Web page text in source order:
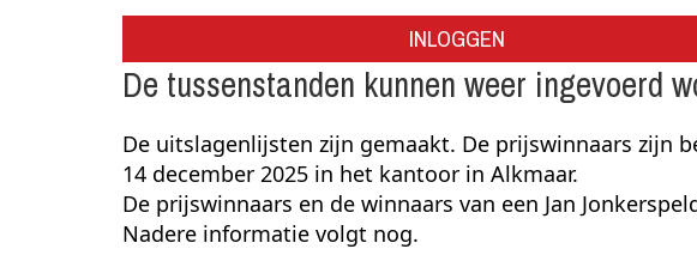
INLOGGEN
De tussenstanden kunnen weer ingevoerd
De uitslagenlijsten zijn gemaakt. De prijswinnaars zijn
14 december 2025 in het kantoor in Alkmaar.
De prijswinnaars en de winnaars van een Jan
Nadere informatie volgt nog.